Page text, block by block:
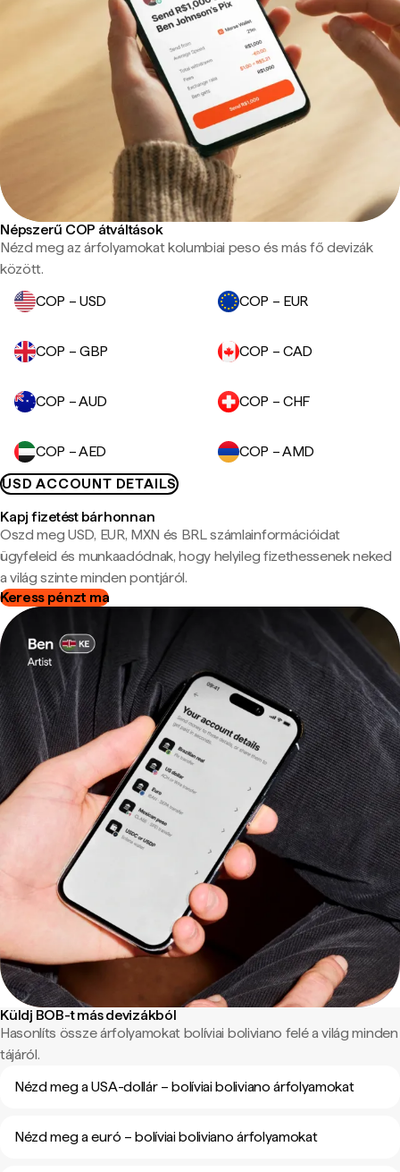
Népszerű COP átváltások
Nézd meg az árfolyamokat kolumbiai peso és más fő devizák
között.
COP – USD
COP – EUR
COP – GBP COP – CAD
COP – AUD COP – CHF
COP – AED
COP – AMD
USD ACCOUNT DETAILS
Kapj fizetést bárhonnan
Oszd meg USD, EUR, MXN és BRL számlainformációidat
ügyfeleid és munkaadódnak, hogy helyileg fizethessenek neked
a világ szinte minden pontjáról.
Keress pénzt ma
Küldj BOB-t más devizákból
Hasonlíts össze árfolyamokat bolíviai boliviano felé a világ minden
tájáról.
Nézd meg a USA-dollár – bolíviai boliviano árfolyamokat
Nézd meg a euró – bolíviai boliviano árfolyamokat